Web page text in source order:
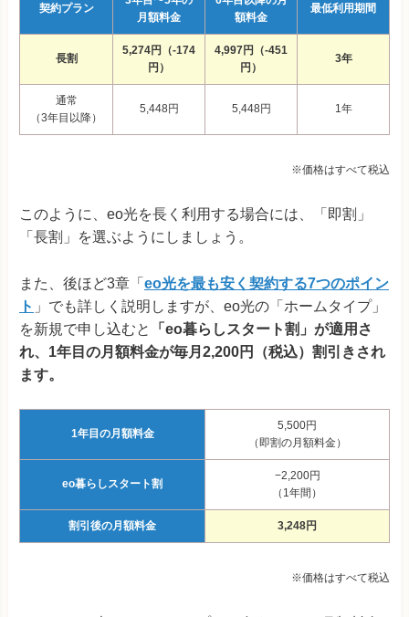
契約プラン
月額料金
額料金
最低利用期間
長割
5,274円（-174
円）
4,997円（-451
円）
3年
通常
（3年目以降）
5,448円 5,448円 1年
※価格はすべて税込
このように、eo光を長く利用する場合には、「即割」
「長割」を選ぶようにしましょう。
また、後ほど3章「 eo光を最も安く契約する7つのポイン
ト 」でも詳しく説明しますが、eo光の「ホームタイプ」
を新規で申し込むと
「eo暮らしスタート割」が適用さ
れ、1年目の月額料金が毎月2,200円（税込）割引きされ
ます。
1年目の月額料金
5,500円
（即割の月額料金）
eo暮らしスタート割
−2,200円
（1年間）
割引後の月額料金 3,248円
※価格はすべて税込